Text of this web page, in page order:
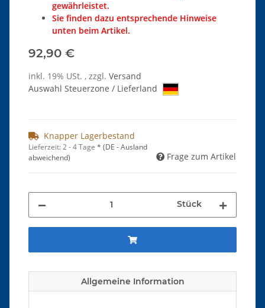
gewährleistet.
Sie finden dazu entsprechende Hinweise
unten beim Artikel.
92,90 €
inkl. 19% USt. , zzgl. Versand
Auswahl Steuerzone / Lieferland
Knapper Lagerbestand
Lieferzeit:2 - 4 Tage * (DE - Ausland
abweichend)
Frage zum Artikel
Stück
Allgemeine Information